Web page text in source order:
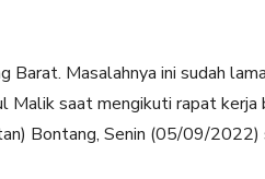
Masalahnya ini sudah
Malik saat mengikuti rapat kerja
Bontang, Senin (05/09/2022)